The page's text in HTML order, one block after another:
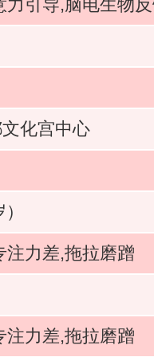
力引导,脑电生物
化宫中心
注力差,拖拉磨蹭
注力差,拖拉磨蹭